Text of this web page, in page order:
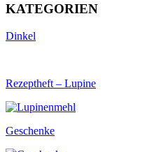
KATEGORIEN
Dinkel
Rezeptheft – Lupine
Geschenke